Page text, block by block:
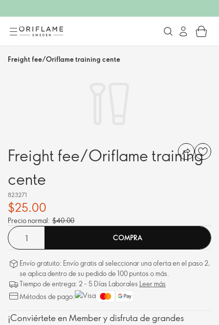
Freight fee/Oriflame training cente
Freight fee/Oriflame training
cente
823271
$25.00
Precio normal: $40.00
COMPRA
Envío gratuito: Envío gratis al seleccionar una oferta en el paso 2,
se aplica dentro de su pedido de 100 puntos o más.
Tiempo de entrega: 2 - 5 Días Laborales Leer más
Métodos de pago:
¡Conviértete en Member y disfruta de grandes